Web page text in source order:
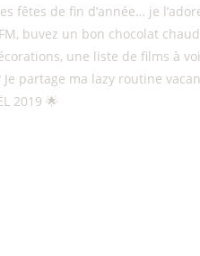
fêtes de fin d’année… je
buvez un bon chocolat
une liste de films à
partage ma lazy routine
2019 🌟